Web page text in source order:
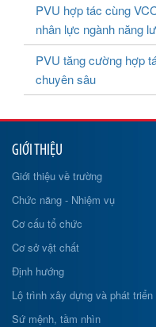
PVU hợp tác cùng
nhân lực ngành năng
PVU tăng cường hợp
chuyên sâu
GIỚI THIỆU
Giới thiệu về trường
Chức năng - Nhiệm vụ
Cơ cấu tổ chức
Cơ sở vật chất
Định hướng
Lộ trình xây dựng và phát triển
Sứ mệnh, tầm nhìn